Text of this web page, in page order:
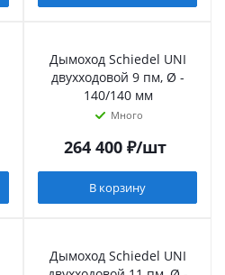
Дымоход Schiedel UNI
двухходовой 9 пм, Ø -
140/140 мм
Много
264 400₽/шт
В корзину
Дымоход Schiedel UNI